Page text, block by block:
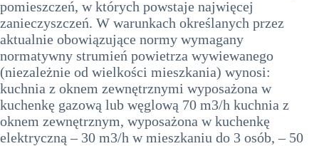
pomieszczeń, w których powstaje najwięcej
zanieczyszczeń. W warunkach określanych przez
aktualnie obowiązujące normy wymagany
normatywny strumień powietrza wywiewanego
(niezależnie od wielkości mieszkania) wynosi:
kuchnia z oknem zewnętrznymi wyposażona w
kuchenkę gazową lub węglową 70 m3/h kuchnia z
oknem zewnętrznym, wyposażona w kuchenkę
elektryczną – 30 m3/h w mieszkaniu do 3 osób, – 50